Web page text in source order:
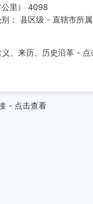
里） 4098
： 县区级 - 直辖市所
、来历、历史沿革 - 点
- 点击查看